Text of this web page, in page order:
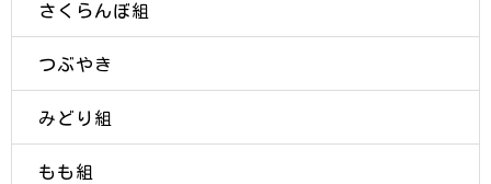
さくらんぼ組
つぶやき
みどり組
もも組